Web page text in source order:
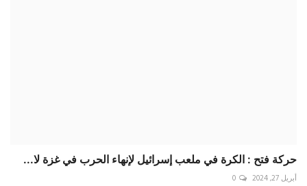
حركة فتح : الكرة في ملعب إسرائيل لإنهاء الحرب في غزة لا...
أبريل 27, 2024 0